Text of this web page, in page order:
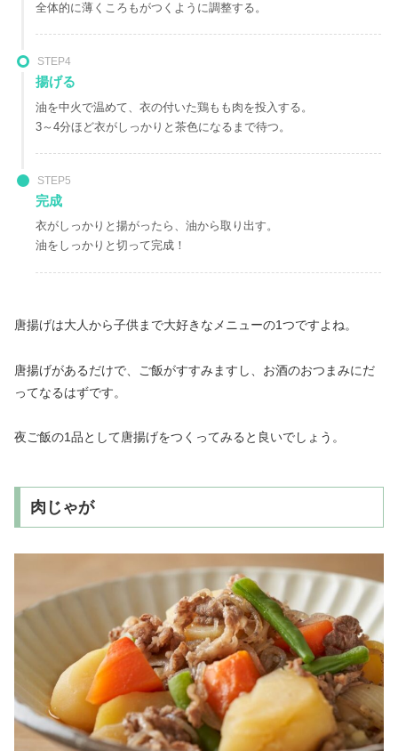
全体的に薄くころもがつくように調整する。
STEP4
揚げる
油を中火で温めて、衣の付いた鶏もも肉を投入する。
3～4分ほど衣がしっかりと茶色になるまで待つ。
STEP5
完成
衣がしっかりと揚がったら、油から取り出す。
油をしっかりと切って完成！
唐揚げは大人から子供まで大好きなメニューの1つですよね。
唐揚げがあるだけで、ご飯がすすみますし、お酒のおつまみにだ
ってなるはずです。
夜ご飯の1品として唐揚げをつくってみると良いでしょう。
肉じゃが